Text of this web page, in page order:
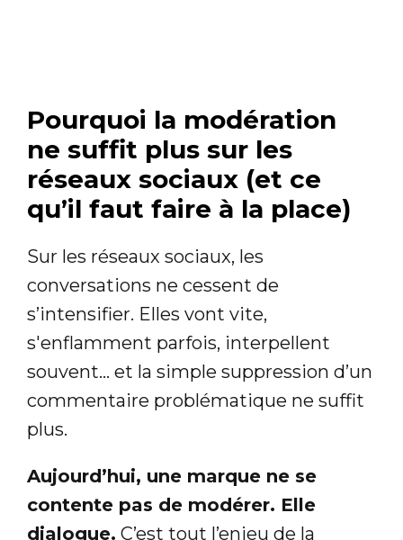
Pourquoi la modération
ne suffit plus sur les
réseaux sociaux (et ce
qu’il faut faire à la place)
Sur les réseaux sociaux, les
conversations ne cessent de
s’intensifier. Elles vont vite,
s'enflamment parfois, interpellent
souvent… et la simple suppression d’un
commentaire problématique ne suffit
plus.
Aujourd’hui, une marque ne se
contente pas de modérer. Elle
dialogue. C’est tout l’enjeu de la